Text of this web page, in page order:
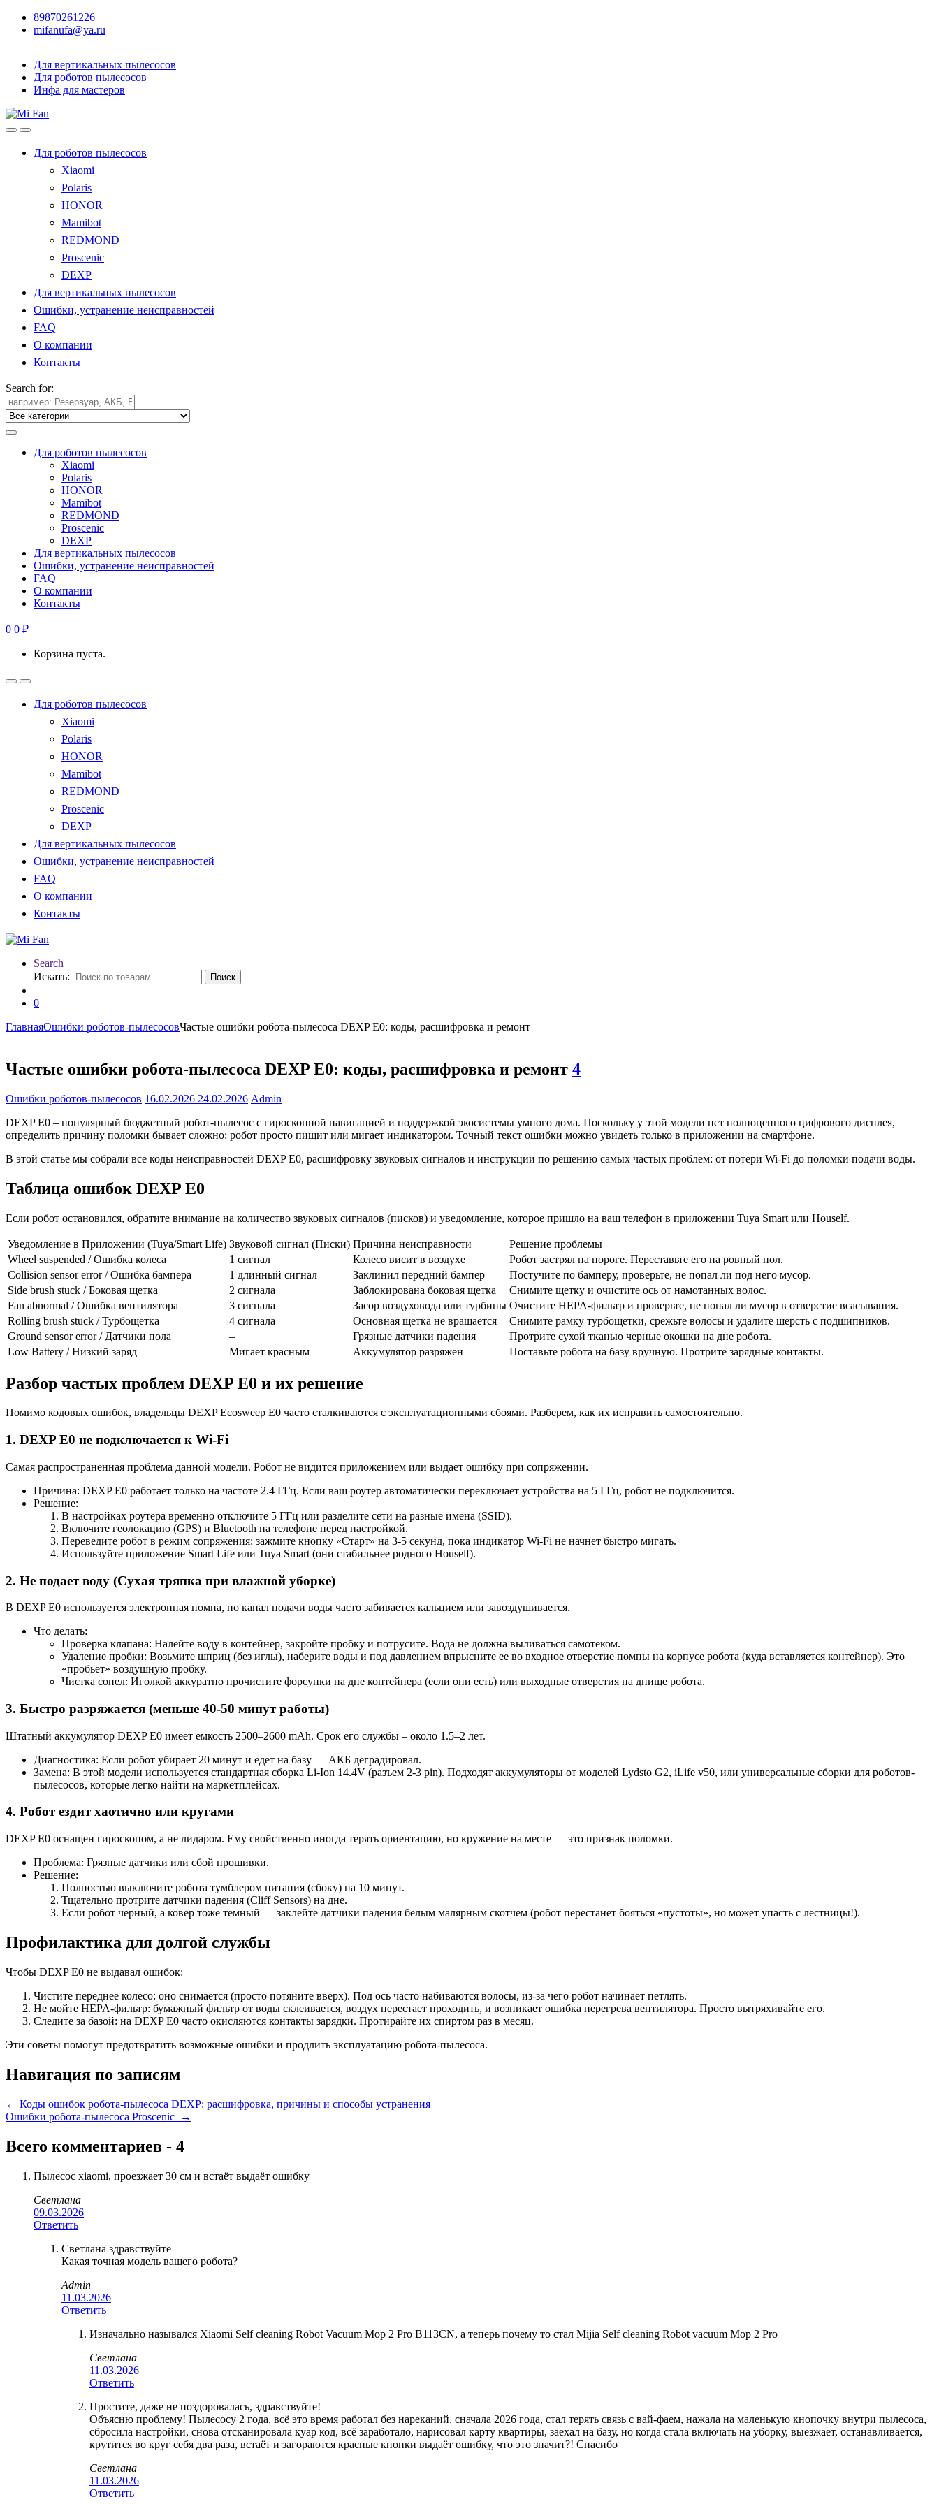
89870261226
mifanufa@ya.ru
Для вертикальных пылесосов
Для роботов пылесосов
Инфа для мастеров
Для роботов пылесосов
Xiaomi
Polaris
HONOR
Mamibot
REDMOND
Proscenic
DEXP
Для вертикальных пылесосов
Ошибки, устранение неисправностей
FAQ
О компании
Контакты
Search for:
Для роботов пылесосов
Xiaomi
Polaris
HONOR
Mamibot
REDMOND
Proscenic
DEXP
Для вертикальных пылесосов
Ошибки, устранение неисправностей
FAQ
О компании
Контакты
0 0 ₽
Корзина пуста.
Для роботов пылесосов
Xiaomi
Polaris
HONOR
Mamibot
REDMOND
Proscenic
DEXP
Для вертикальных пылесосов
Ошибки, устранение неисправностей
FAQ
О компании
Контакты
Search
Искать:
Поиск
0
ГлавнаяОшибки роботов-пылесосовЧастые ошибки робота-пылесоса DEXP E0: коды, расшифровка и ремонт
Частые ошибки робота-пылесоса DEXP E0: коды, расшифровка и ремонт 4
Ошибки роботов-пылесосов 16.02.2026 24.02.2026 Admin
DEXP E0 – популярный бюджетный робот-пылесос с гироскопной навигацией и поддержкой экосистемы умного дома. Поскольку у этой модели нет полноценного цифрового дисплея,
определить причину поломки бывает сложно: робот просто пищит или мигает индикатором. Точный текст ошибки можно увидеть только в приложении на смартфоне.
В этой статье мы собрали все коды неисправностей DEXP E0, расшифровку звуковых сигналов и инструкции по решению самых частых проблем: от потери Wi-Fi до поломки подачи воды.
Таблица ошибок DEXP E0
Если робот остановился, обратите внимание на количество звуковых сигналов (писков) и уведомление, которое пришло на ваш телефон в приложении Tuya Smart или Houself.
Уведомление в Приложении (Tuya/Smart Life) Звуковой сигнал (Писки) Причина неисправности
Решение проблемы
Wheel suspended / Ошибка колеса
1 сигнал Колесо висит в воздухе
Робот застрял на пороге. Переставьте его на ровный пол.
Collision sensor error / Ошибка бампера
1 длинный сигнал Заклинил передний бампер
Постучите по бамперу, проверьте, не попал ли под него мусор.
Side brush stuck / Боковая щетка
2 сигнала Заблокирована боковая щетка
Снимите щетку и очистите ось от намотанных волос.
Fan abnormal / Ошибка вентилятора
3 сигнала Засор воздуховода или турбины Очистите HEPA-фильтр и проверьте, не попал ли мусор в отверстие всасывания.
Rolling brush stuck / Турбощетка
4 сигнала Основная щетка не вращается
Снимите рамку турбощетки, срежьте волосы и удалите шерсть с подшипников.
Ground sensor error / Датчики пола
– Грязные датчики падения
Протрите сухой тканью черные окошки на дне робота.
Low Battery / Низкий заряд
Мигает красным Аккумулятор разряжен Поставьте робота на базу вручную. Протрите зарядные контакты.
Разбор частых проблем DEXP E0 и их решение
Помимо кодовых ошибок, владельцы DEXP Ecosweep E0 часто сталкиваются с эксплуатационными сбоями. Разберем, как их исправить самостоятельно.
1. DEXP E0 не подключается к Wi-Fi
Самая распространенная проблема данной модели. Робот не видится приложением или выдает ошибку при сопряжении.
Причина: DEXP E0 работает только на частоте 2.4 ГГц. Если ваш роутер автоматически переключает устройства на 5 ГГц, робот не подключится.
Решение:
В настройках роутера временно отключите 5 ГГц или разделите сети на разные имена (SSID).
Включите геолокацию (GPS) и Bluetooth на телефоне перед настройкой.
Переведите робот в режим сопряжения: зажмите кнопку «Старт» на 3-5 секунд, пока индикатор Wi-Fi не начнет быстро мигать.
Используйте приложение Smart Life или Tuya Smart (они стабильнее родного Houself).
2. Не подает воду (Сухая тряпка при влажной уборке)
В DEXP E0 используется электронная помпа, но канал подачи воды часто забивается кальцием или завоздушивается.
Что делать:
Проверка клапана: Налейте воду в контейнер, закройте пробку и потрусите. Вода не должна выливаться самотеком.
Удаление пробки: Возьмите шприц (без иглы), наберите воды и под давлением впрысните ее во входное отверстие помпы на корпусе робота (куда вставляется контейнер). Это
«пробьет» воздушную пробку.
Чистка сопел: Иголкой аккуратно прочистите форсунки на дне контейнера (если они есть) или выходные отверстия на днище робота.
3. Быстро разряжается (меньше 40-50 минут работы)
Штатный аккумулятор DEXP E0 имеет емкость 2500–2600 mAh. Срок его службы – около 1.5–2 лет.
Диагностика: Если робот убирает 20 минут и едет на базу — АКБ деградировал.
Замена: В этой модели используется стандартная сборка Li-Ion 14.4V (разъем 2-3 pin). Подходят аккумуляторы от моделей Lydsto G2, iLife v50, или универсальные сборки для роботов-
пылесосов, которые легко найти на маркетплейсах.
4. Робот ездит хаотично или кругами
DEXP E0 оснащен гироскопом, а не лидаром. Ему свойственно иногда терять ориентацию, но кружение на месте — это признак поломки.
Проблема: Грязные датчики или сбой прошивки.
Решение:
Полностью выключите робота тумблером питания (сбоку) на 10 минут.
Тщательно протрите датчики падения (Cliff Sensors) на дне.
Если робот черный, а ковер тоже темный — заклейте датчики падения белым малярным скотчем (робот перестанет бояться «пустоты», но может упасть с лестницы!).
Профилактика для долгой службы
Чтобы DEXP E0 не выдавал ошибок:
Чистите переднее колесо: оно снимается (просто потяните вверх). Под ось часто набиваются волосы, из-за чего робот начинает петлять.
Не мойте HEPA-фильтр: бумажный фильтр от воды склеивается, воздух перестает проходить, и возникает ошибка перегрева вентилятора. Просто вытряхивайте его.
Следите за базой: на DEXP E0 часто окисляются контакты зарядки. Протирайте их спиртом раз в месяц.
Эти советы помогут предотвратить возможные ошибки и продлить эксплуатацию робота-пылесоса.
Навигация по записям
← Коды ошибок робота-пылесоса DEXP: расшифровка, причины и способы устранения
Ошибки робота-пылесоса Proscenic
→
Всего комментариев - 4
Пылесос xiaomi, проезжает 30 см и встаёт выдаёт ошибку
Светлана
09.03.2026
Ответить
Светлана здравствуйте
Какая точная модель вашего робота?
Admin
11.03.2026
Ответить
Изначально назывался Xiaomi Self cleaning Robot Vacuum Mop 2 Pro B113CN, а теперь почему то стал Mijia Self cleaning Robot vacuum Mop 2 Pro
Светлана
11.03.2026
Ответить
Простите, даже не поздоровалась, здравствуйте!
Объясню проблему! Пылесосу 2 года, всё это время работал без нареканий, сначала 2026 года, стал терять связь с вай-фаем, нажала на маленькую кнопочку внутри пылесоса,
сбросила настройки, снова отсканировала куар код, всё заработало, нарисовал карту квартиры, заехал на базу, но когда стала включать на уборку, выезжает, останавливается,
крутится во круг себя два раза, встаёт и загораются красные кнопки выдаёт ошибку, что это значит?! Спасибо
Светлана
11.03.2026
Ответить